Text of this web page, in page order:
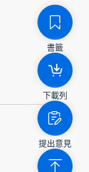
書籤
下載列
提出意見